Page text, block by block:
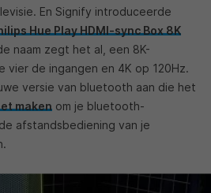
En Signify introduceerde
Hue Play HDMI-sync Box 8K
naam zegt het al, een 8K-
vier de ingangen en 4K op 120Hz.
versie van bluetooth aan die het
maken om je bluetooth-
afstandsbediening van je